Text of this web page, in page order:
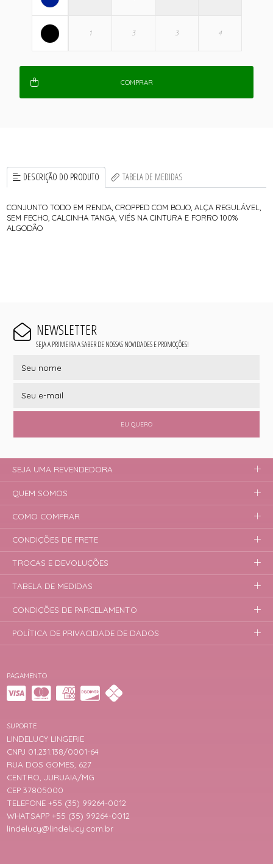
COMPRAR
DESCRIÇÃO DO PRODUTO TABELA DE MEDIDAS
CONJUNTO TODO EM RENDA, CROPPED COM BOJO, ALÇA REGULÁVEL,
SEM FECHO, CALCINHA TANGA, VIÉS NA CINTURA E FORRO 100%
ALGODÃO
NEWSLETTER
SEJA A PRIMEIRA A SABER DE NOSSAS NOVIDADES E PROMOÇÕES!
EU QUERO
PAGAMENTO
SUPORTE
LINDELUCY LINGERIE
CNPJ 01.231.138/0001-64
RUA DOS GOMES, 627
CENTRO, JURUAIA/MG
CEP 37805000
TELEFONE +55 (35) 99264-0012
WHATSAPP +55 (35) 99264-0012
lindelucy@lindelucy.com.br
SEJA UMA REVENDEDORA
QUEM SOMOS
COMO COMPRAR
CONDIÇÕES DE FRETE
TROCAS E DEVOLUÇÕES
TABELA DE MEDIDAS
CONDIÇÕES DE PARCELAMENTO
POLÍTICA DE PRIVACIDADE DE DADOS